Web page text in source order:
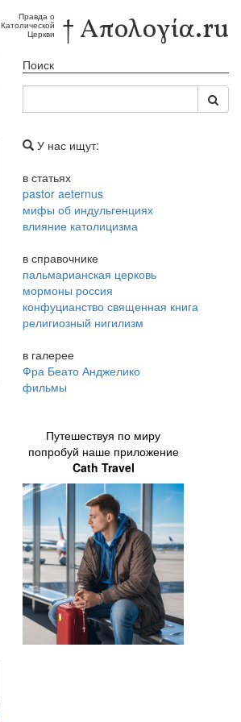
Правда о
Католической
Церкви † Απολογία.ru
Поиск
У нас ищут:
в статьях
pastor aeternus
мифы об индульгенциях
влияние католицизма
в справочнике
пальмарианская церковь
мормоны россия
конфуцианство священная книга
религиозный нигилизм
в галерее
Фра Беато Анджелико
фильмы
Путешествуя по миру
попробуй наше приложение
Cath Travel